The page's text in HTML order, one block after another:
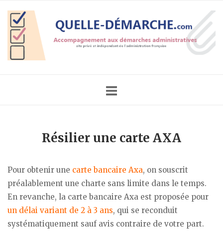
content
Home
Résilier une carte AXA
Pour obtenir une carte bancaire Axa, on souscrit
préalablement une charte sans limite dans le temps.
En revanche, la carte bancaire Axa est proposée pour
un délai variant de 2 à 3 ans, qui se reconduit
systématiquement sauf avis contraire de votre part.